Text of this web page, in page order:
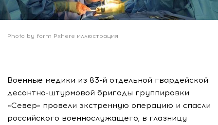
Photo by form PxHere иллюстрация
Военные медики из 83-й отдельной гвардейской
десантно-штурмовой бригады группировки
«Север» провели экстренную операцию и спасли
российского военнослужащего, в глазницу